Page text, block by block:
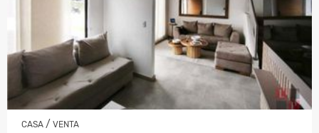
CASA / VENTA